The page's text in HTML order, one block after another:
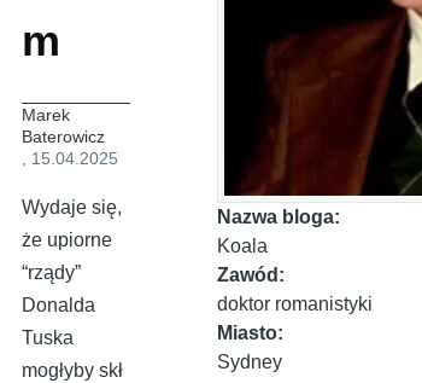
m
Marek
Baterowicz
, 15.04.2025
Wydaje się,
że upiorne
“rządy”
Donalda
Tuska
mogłyby skł
Nazwa bloga:
Koala
Zawód:
doktor romanistyki
Miasto:
Sydney